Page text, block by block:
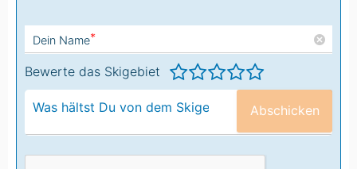
Dein Name*
Bewerte das Skigebiet
Abschicken